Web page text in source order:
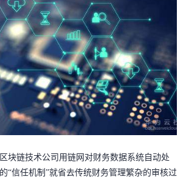
块链技术公司用链网对财务数据系统自动处
“信任机制”就省去传统财务管理繁杂的审核过